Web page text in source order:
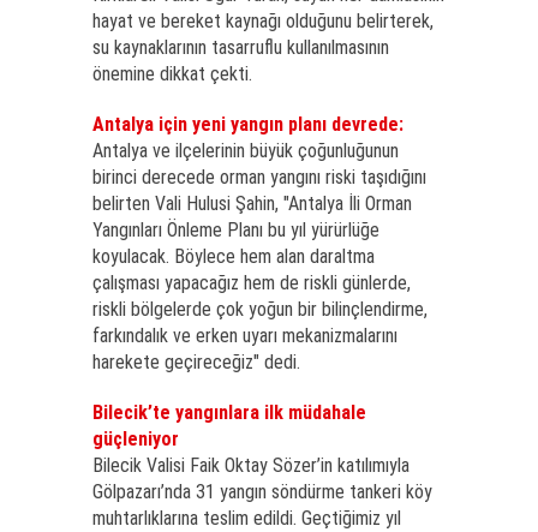
hayat ve bereket kaynağı olduğunu belirterek,
su kaynaklarının tasarruflu kullanılmasının
önemine dikkat çekti.
Antalya için yeni yangın planı devrede:
Antalya ve ilçelerinin büyük çoğunluğunun
birinci derecede orman yangını riski taşıdığını
belirten Vali Hulusi Şahin, "Antalya İli Orman
Yangınları Önleme Planı bu yıl yürürlüğe
koyulacak. Böylece hem alan daraltma
çalışması yapacağız hem de riskli günlerde,
riskli bölgelerde çok yoğun bir bilinçlendirme,
farkındalık ve erken uyarı mekanizmalarını
harekete geçireceğiz" dedi.
Bilecik’te yangınlara ilk müdahale
güçleniyor
Bilecik Valisi Faik Oktay Sözer’in katılımıyla
Gölpazarı’nda 31 yangın söndürme tankeri köy
muhtarlıklarına teslim edildi. Geçtiğimiz yıl